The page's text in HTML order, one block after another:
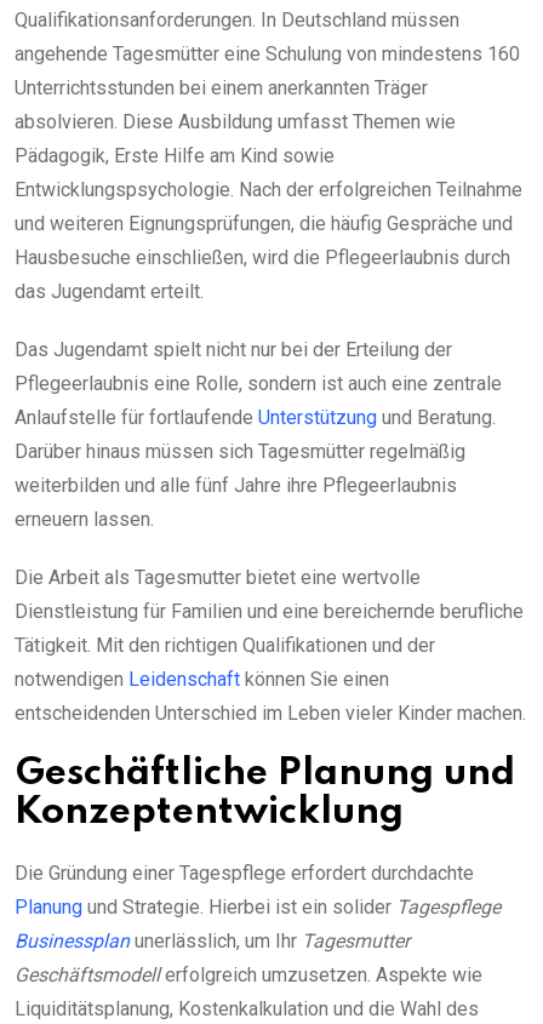
Qualifikationsanforderungen. In Deutschland müssen
angehende Tagesmütter eine Schulung von mindestens 160
Unterrichtsstunden bei einem anerkannten Träger
absolvieren. Diese Ausbildung umfasst Themen wie
Pädagogik, Erste Hilfe am Kind sowie
Entwicklungspsychologie. Nach der erfolgreichen Teilnahme
und weiteren Eignungsprüfungen, die häufig Gespräche und
Hausbesuche einschließen, wird die Pflegeerlaubnis durch
das Jugendamt erteilt.
Das Jugendamt spielt nicht nur bei der Erteilung der
Pflegeerlaubnis eine Rolle, sondern ist auch eine zentrale
Anlaufstelle für fortlaufende Unterstützung und Beratung.
Darüber hinaus müssen sich Tagesmütter regelmäßig
weiterbilden und alle fünf Jahre ihre Pflegeerlaubnis
erneuern lassen.
Die Arbeit als Tagesmutter bietet eine wertvolle
Dienstleistung für Familien und eine bereichernde berufliche
Tätigkeit. Mit den richtigen Qualifikationen und der
notwendigen Leidenschaft können Sie einen
entscheidenden Unterschied im Leben vieler Kinder machen.
Geschäftliche Planung und
Konzeptentwicklung
Die Gründung einer Tagespflege erfordert durchdachte
Planung und Strategie. Hierbei ist ein solider Tagespflege
Businessplanunerlässlich, um Ihr Tagesmutter
Geschäftsmodellerfolgreich umzusetzen. Aspekte wie
Liquiditätsplanung, Kostenkalkulation und die Wahl des